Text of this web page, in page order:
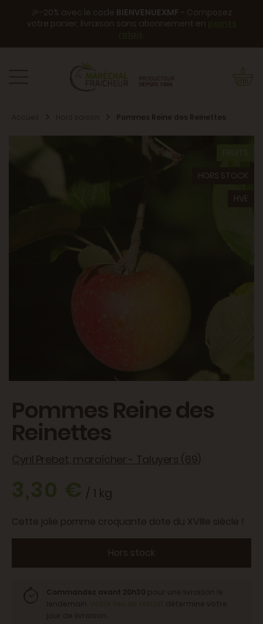
🎉-20% avec le code BIENVENUEXMF - Composez
votre panier, livraison sans abonnement en
.
Pommes Reine des Reinettes
FRUITS
HORS STOCK
HVE
Pommes Reine des
Reinettes
Cyril Prebet, maraîcher - Taluyers (69)
3,30 €/ 1 kg
Cette jolie pomme croquante date du XVIIIe siècle !
Hors stock